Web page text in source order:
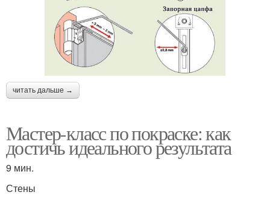
читать дальше →
Мастер-класс по покраске: как
достичь идеального результата
9 мин.
Стены